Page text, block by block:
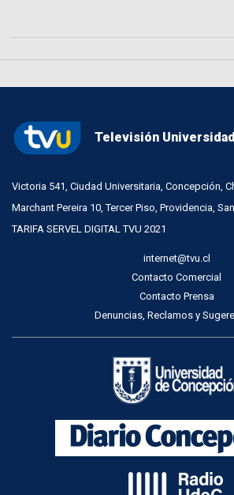
Televisión
Victoria 541, Ciudad Universitaria, Concepción,
Marchant Pereira 10, Tercer Piso, Providencia,
TARIFA SERVEL DIGITAL TVU 2021
internet@tvu.cl
Contacto Comercial
Contacto Prensa
Denuncias, Reclamos y